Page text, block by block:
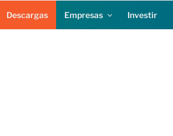
Descargas Empresas Investir